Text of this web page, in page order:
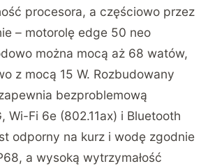
procesora, a częściowo przez
– motorolę edge 50 neo
można mocą aż 68 watów,
z mocą 15 W. Rozbudowany
bezproblemową
Wi-Fi 6e (802.11ax) i Bluetooth
odporny na kurz i wodę zgodnie
a wysoką wytrzymałość